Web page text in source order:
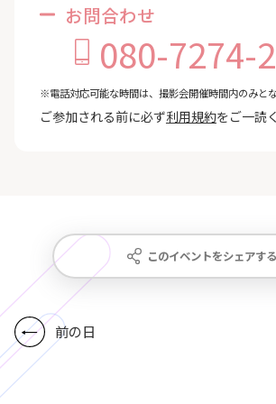
お問合わせ
080-7274-
※電話対応可能な時間は、撮影会開催時間内のみとな
ご参加される前に必ず利用規約をご一読
このイベントをシェアする
前の日